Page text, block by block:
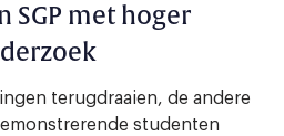
SGP met hoger
terugdraaien, de andere
studenten